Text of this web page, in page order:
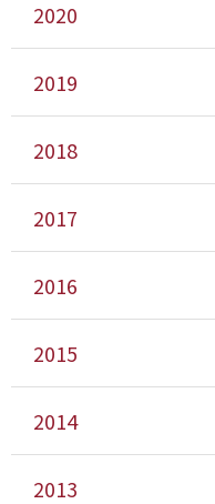
2020
2019
2018
2017
2016
2015
2014
2013